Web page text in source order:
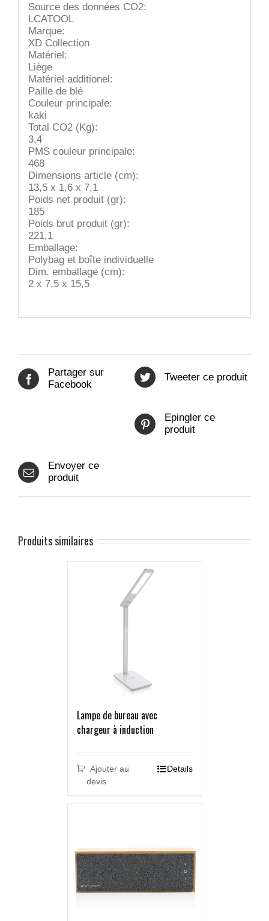
Source des données CO2:
LCATOOL
Marque:
XD Collection
Matériel:
Liège
Matériel additionel:
Paille de blé
Couleur principale:
kaki
Total CO2 (Kg):
3,4
PMS couleur principale:
468
Dimensions article (cm):
13,5 x 1,6 x 7,1
Poids net produit (gr):
185
Poids brut produit (gr):
221,1
Emballage:
Polybag et boîte individuelle
Dim. emballage (cm):
2 x 7,5 x 15,5
Partager sur
Facebook
Tweeter ce produit
Epingler ce
produit
Envoyer ce
produit
Produits similaires
Lampe de bureau avec
chargeur à induction
Ajouter au
devis
Details